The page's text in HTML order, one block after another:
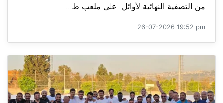
من التصفية النهائية لأوائل على ملعب ط...
26-07-2026 19:52 pm